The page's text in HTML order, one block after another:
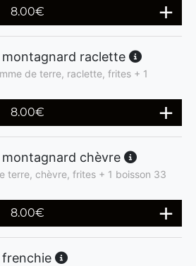
8.00€
raclette
de terre, raclette, frites + 1
8.00€
chèvre
terre, chèvre, frites + 1 boisson 33
8.00€